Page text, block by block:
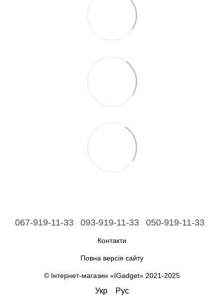
067-919-11-33 093-919-11-33 050-919-11-33
Контакти
Повна версія сайту
© Інтернет-магазин «IGadget» 2021-2025
Укр Рус